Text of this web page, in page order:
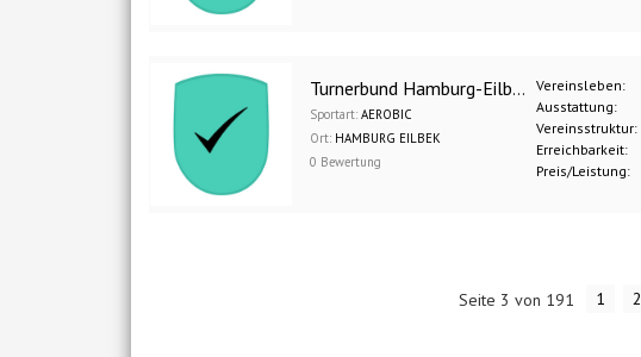
Turnerbund Hamburg-Eilbeck e.V.
Sportart:AEROBIC
Ort: HAMBURG EILBEK
0 Bewertung
Vereinsleben:
Ausstattung:
Vereinsstruktur:
Erreichbarkeit:
Preis/Leistung:
Seite 3 von 191 1 2